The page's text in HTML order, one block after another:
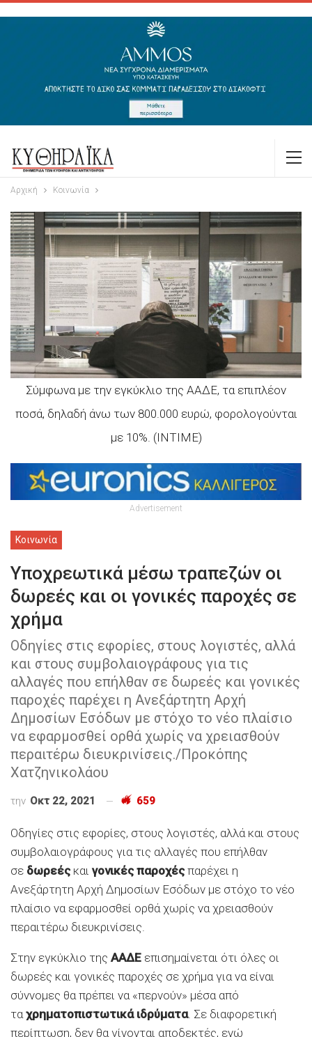
Αρχική Κοινωνία
Σύμφωνα με την εγκύκλιο της ΑΑΔΕ, τα επιπλέον
ποσά, δηλαδή άνω των 800.000 ευρώ, φορολογούνται
με 10%. (INTIME)
Advertisement
Κοινωνία
Υποχρεωτικά μέσω τραπεζών οι
δωρεές και οι γονικές παροχές σε
χρήμα
Οδηγίες στις εφορίες, στους λογιστές, αλλά
και στους συμβολαιογράφους για τις
αλλαγές που επήλθαν σε δωρεές και γονικές
παροχές παρέχει η Ανεξάρτητη Αρχή
Δημοσίων Εσόδων με στόχο το νέο πλαίσιο
να εφαρμοσθεί ορθά χωρίς να χρειασθούν
περαιτέρω διευκρινίσεις./Προκόπης
Χατζηνικολάου
την Οκτ 22, 2021 659
Οδηγίες στις εφορίες, στους λογιστές, αλλά και στους
συμβολαιογράφους για τις αλλαγές που επήλθαν
σε δωρεέςκαι γονικές παροχέςπαρέχει η
Ανεξάρτητη Αρχή Δημοσίων Εσόδων με στόχο το νέο
πλαίσιο να εφαρμοσθεί ορθά χωρίς να χρειασθούν
περαιτέρω διευκρινίσεις.
Στην εγκύκλιο της ΑΑΔΕ επισημαίνεται ότι όλες οι
δωρεές και γονικές παροχές σε χρήμα για να είναι
σύννομες θα πρέπει να «περνούν» μέσα από
τα χρηματοπιστωτικά ιδρύματα. Σε διαφορετική
περίπτωση, δεν θα γίνονται αποδεκτές, ενώ